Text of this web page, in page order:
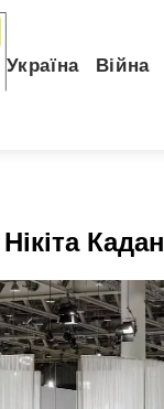
Україна Війна
Нікіта Кадан